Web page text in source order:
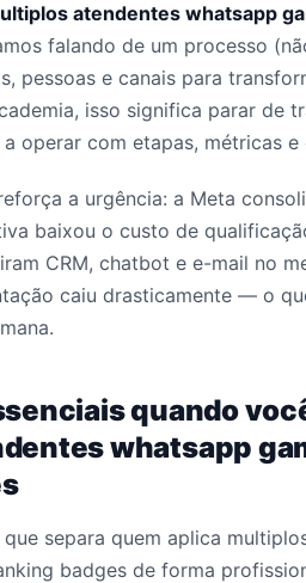
atendentes whatsapp
falando de um processo
pessoas e canais para
isso significa parar de
operar com etapas, métricas e
a urgência: a Meta
baixou o custo de
CRM, chatbot e e-mail no
caiu drasticamente — o
quando
whatsapp
separa quem aplica
badges de forma